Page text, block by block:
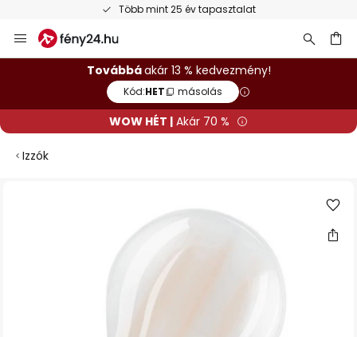
Több mint 25 év tapasztalat
Ugrás
a
tartalomhozTovábbáakár 13 % kedvezmény!
Kód:HET másolás
WOW HÉT | Akár 70 %
Izzók